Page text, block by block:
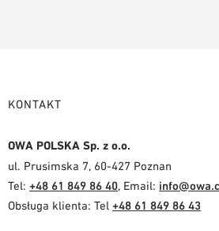
KONTAKT
OWA POLSKA Sp. z o.o.
ul. Prusimska 7, 60-427 Poznan
Tel: +48 61 849 86 40, Email:
Obsługa klienta: Tel +48 61 849 86 43